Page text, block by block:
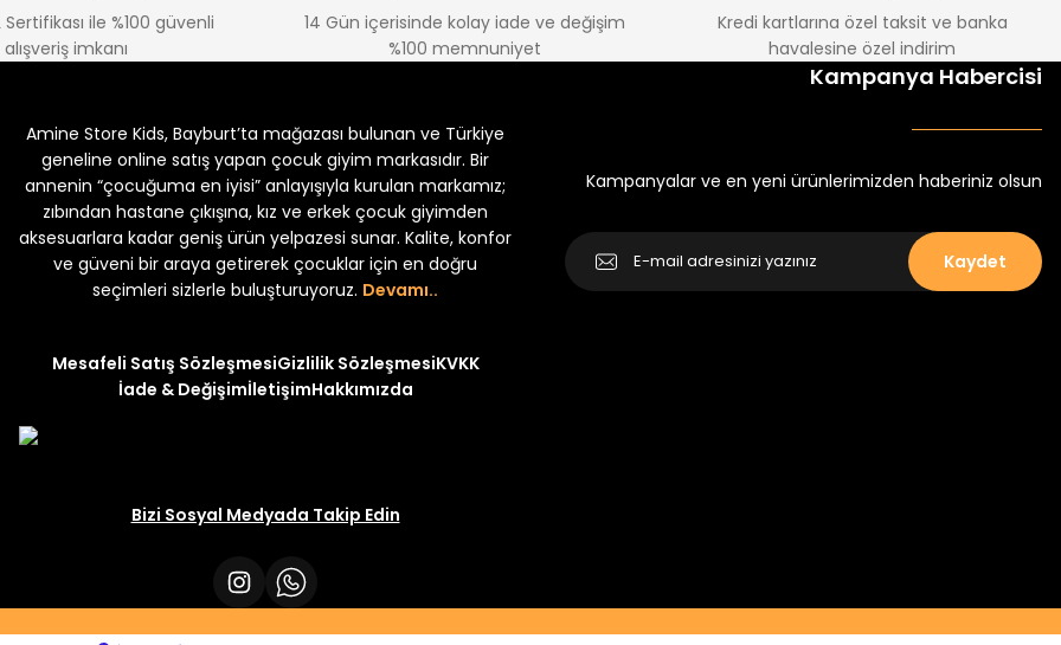
%30
Yeni
₺ 500 ₺ 350
%30
Minik Kral Erkek Çocuk 2'li Şortlu Takım
2'li Şortlu Takım
Sertifikası ile %100 güvenli
alışveriş imkanı
14 Gün içerisinde kolay iade ve değişim
%100 memnuniyet
Kredi kartlarına özel taksit ve banka
havalesine özel indirim
Amine Store Kids, Bayburt’ta mağazası bulunan ve Türkiye
geneline online satış yapan çocuk giyim markasıdır. Bir
annenin “çocuğuma en iyisi” anlayışıyla kurulan markamız;
zıbından hastane çıkışına, kız ve erkek çocuk giyimden
aksesuarlara kadar geniş ürün yelpazesi sunar. Kalite, konfor
ve güveni bir araya getirerek çocuklar için en doğru
seçimleri sizlerle buluşturuyoruz. Devamı..
Mesafeli Satış SözleşmesiGizlilik SözleşmesiKVKK
İade & DeğişimİletişimHakkımızda
Bizi Sosyal Medyada Takip Edin
Kampanya Habercisi
Kampanyalar ve en yeni ürünlerimizden haberiniz olsun
Kaydet